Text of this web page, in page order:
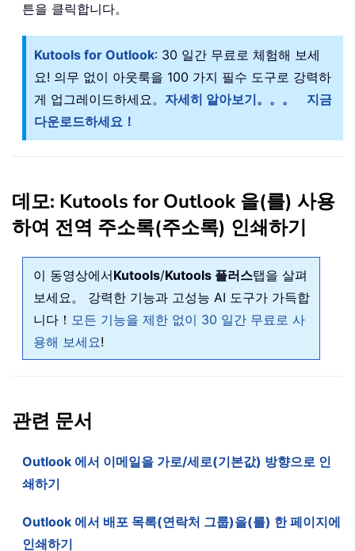
튼을 클릭합니다。
Kutools for Outlook: 30 일간 무료로 체험해 보세
요! 의무 없이 아웃룩을 100 가지 필수 도구로 강력하
게 업그레이드하세요。 자세히 알아보기。。。
지금
다운로드하세요！
데모: Kutools for Outlook 을(를) 사용
하여 전역 주소록(주소록) 인쇄하기
이 동영상에서Kutools/Kutools 플러스탭을 살펴
보세요。 강력한 기능과 고성능 AI 도구가 가득합
니다！ 모든 기능을 제한 없이 30 일간 무료로 사
용해 보세요!
관련 문서
Outlook 에서 이메일을 가로/세로(기본값) 방향으로 인
쇄하기
Outlook 에서 배포 목록(연락처 그룹)을(를) 한 페이지에
인쇄하기